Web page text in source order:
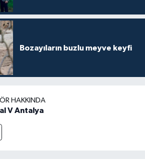
Bozayıların buzlu meyve keyfi
HAKKINDA
V Antalya